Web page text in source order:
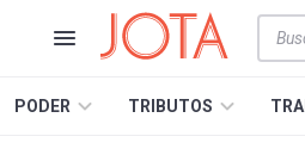
PODER TRIBUTOS